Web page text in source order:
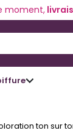
moment,
ton sur